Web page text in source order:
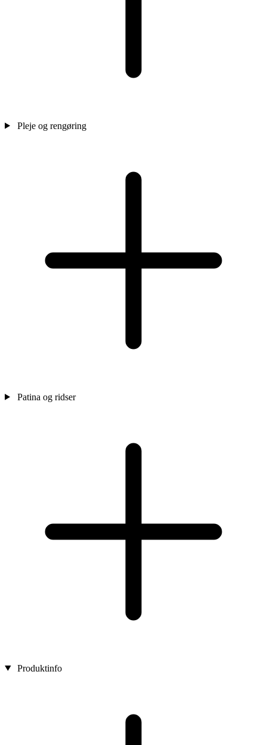
Pleje og rengøring
Patina og ridser
Produktinfo